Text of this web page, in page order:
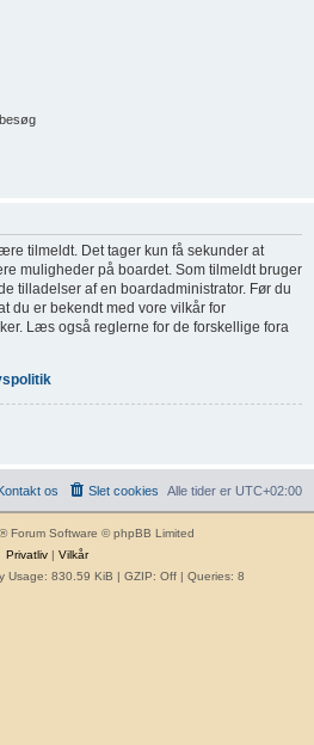
tilmeldt. Det tager kun få sekunder at
muligheder på boardet. Som tilmeldt bruger
tilladelser af en boardadministrator. Før du
du er bekendt med vore vilkår for
Læs også reglerne for de forskellige fora
Alle tider er UTC+02:00
Slet cookies
Kontakt os
® Forum Software © phpBB Limited
Privatliv| Vilkår
Usage: 830.59 KiB | GZIP: Off | Queries: 8